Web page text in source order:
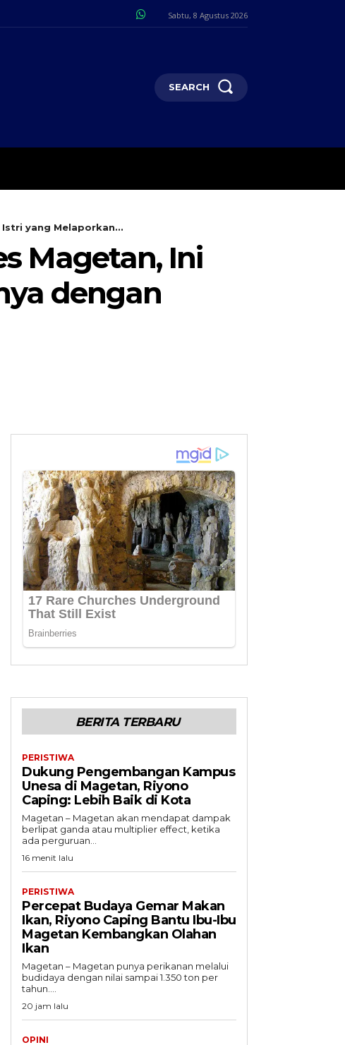
Sabtu, 8 Agustus 2026
SEARCH
yang Melaporkan...
Magetan, Ini
dengan
BERITA TERBARU
PERISTIWA
Dukung Pengembangan Kampus
Unesa di Magetan, Riyono
Caping: Lebih Baik di Kota
Magetan – Magetan akan mendapat dampak
berlipat ganda atau multiplier effect, ketika
ada perguruan...
16 menit lalu
PERISTIWA
Percepat Budaya Gemar Makan
Ikan, Riyono Caping Bantu Ibu-Ibu
Magetan Kembangkan Olahan
Ikan
Magetan – Magetan punya perikanan melalui
budidaya dengan nilai sampai 1.350 ton per
tahun....
20 jam lalu
OPINI